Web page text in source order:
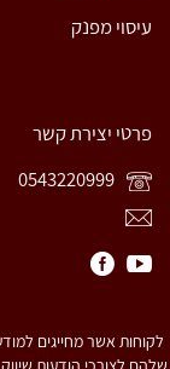
עיסוי מפנק
פרטי יצירת קשר
לקוחות אשר מחייגים